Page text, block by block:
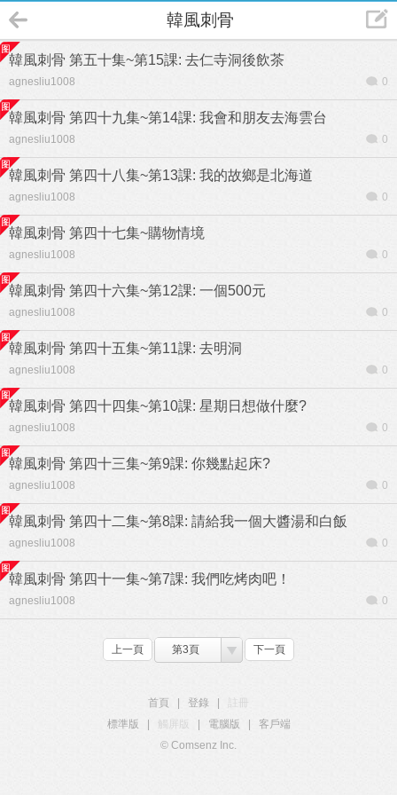
韓風刺骨
韓風刺骨 第五十集~第15課: 去仁寺洞後飲茶
agnesliu1008 0
韓風刺骨 第四十九集~第14課: 我會和朋友去海雲台
agnesliu1008 0
韓風刺骨 第四十八集~第13課: 我的故鄉是北海道
agnesliu1008 0
韓風刺骨 第四十七集~購物情境
agnesliu1008 0
韓風刺骨 第四十六集~第12課: 一個500元
agnesliu1008 0
韓風刺骨 第四十五集~第11課: 去明洞
agnesliu1008 0
韓風刺骨 第四十四集~第10課: 星期日想做什麼?
agnesliu1008 0
韓風刺骨 第四十三集~第9課: 你幾點起床?
agnesliu1008 0
韓風刺骨 第四十二集~第8課: 請給我一個大醬湯和白飯
agnesliu1008 0
韓風刺骨 第四十一集~第7課: 我們吃烤肉吧！
agnesliu1008 0
上一頁 第3頁 下一頁
首頁 登錄
標準版
觸屏版 電腦版
客戶端
© Comsenz Inc.